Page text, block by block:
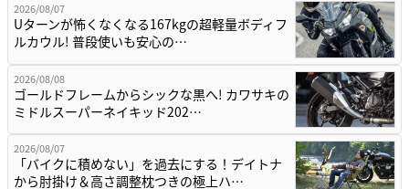
2026/08/07
Uターンが怖くなくなる167kgの超軽量ボディフ
ルカウル! 普段使いも安心の…
2026/08/08
ゴールドフレームからシックな黒へ! カワサキの
ミドルスーパーネイキッド202…
2026/08/07
「バイクに積めない」を過去にする！デイトナ
から肘掛け＆高さ調整枕つきの極上ハ…